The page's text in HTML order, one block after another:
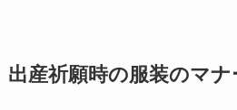
出産祈願時の服装のマナ